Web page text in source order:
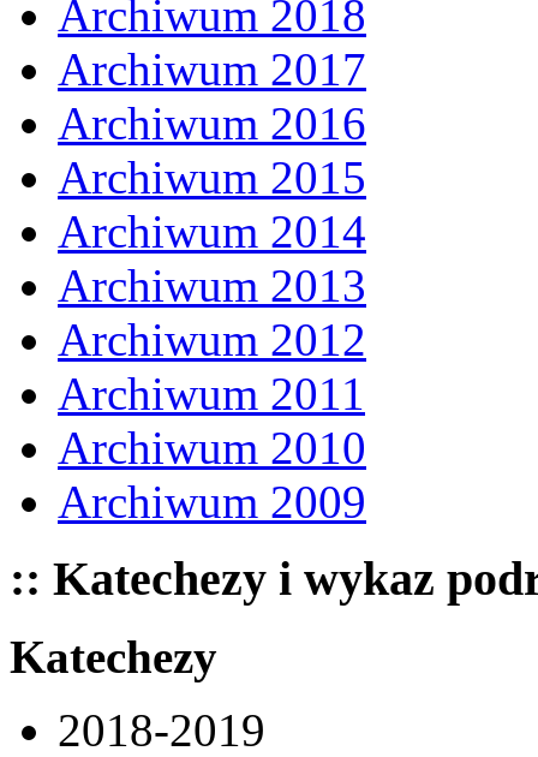
Archiwum 2018
Archiwum 2017
Archiwum 2016
Archiwum 2015
Archiwum 2014
Archiwum 2013
Archiwum 2012
Archiwum 2011
Archiwum 2010
Archiwum 2009
:: Katechezy i wykaz
Katechezy
2018-2019